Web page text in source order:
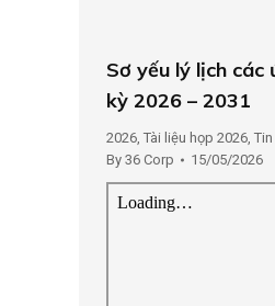
Sơ yếu lý lịch các
kỳ 2026 – 2031
2026 Tài liệu họp 2026
By 36 Corp 15/05/2026